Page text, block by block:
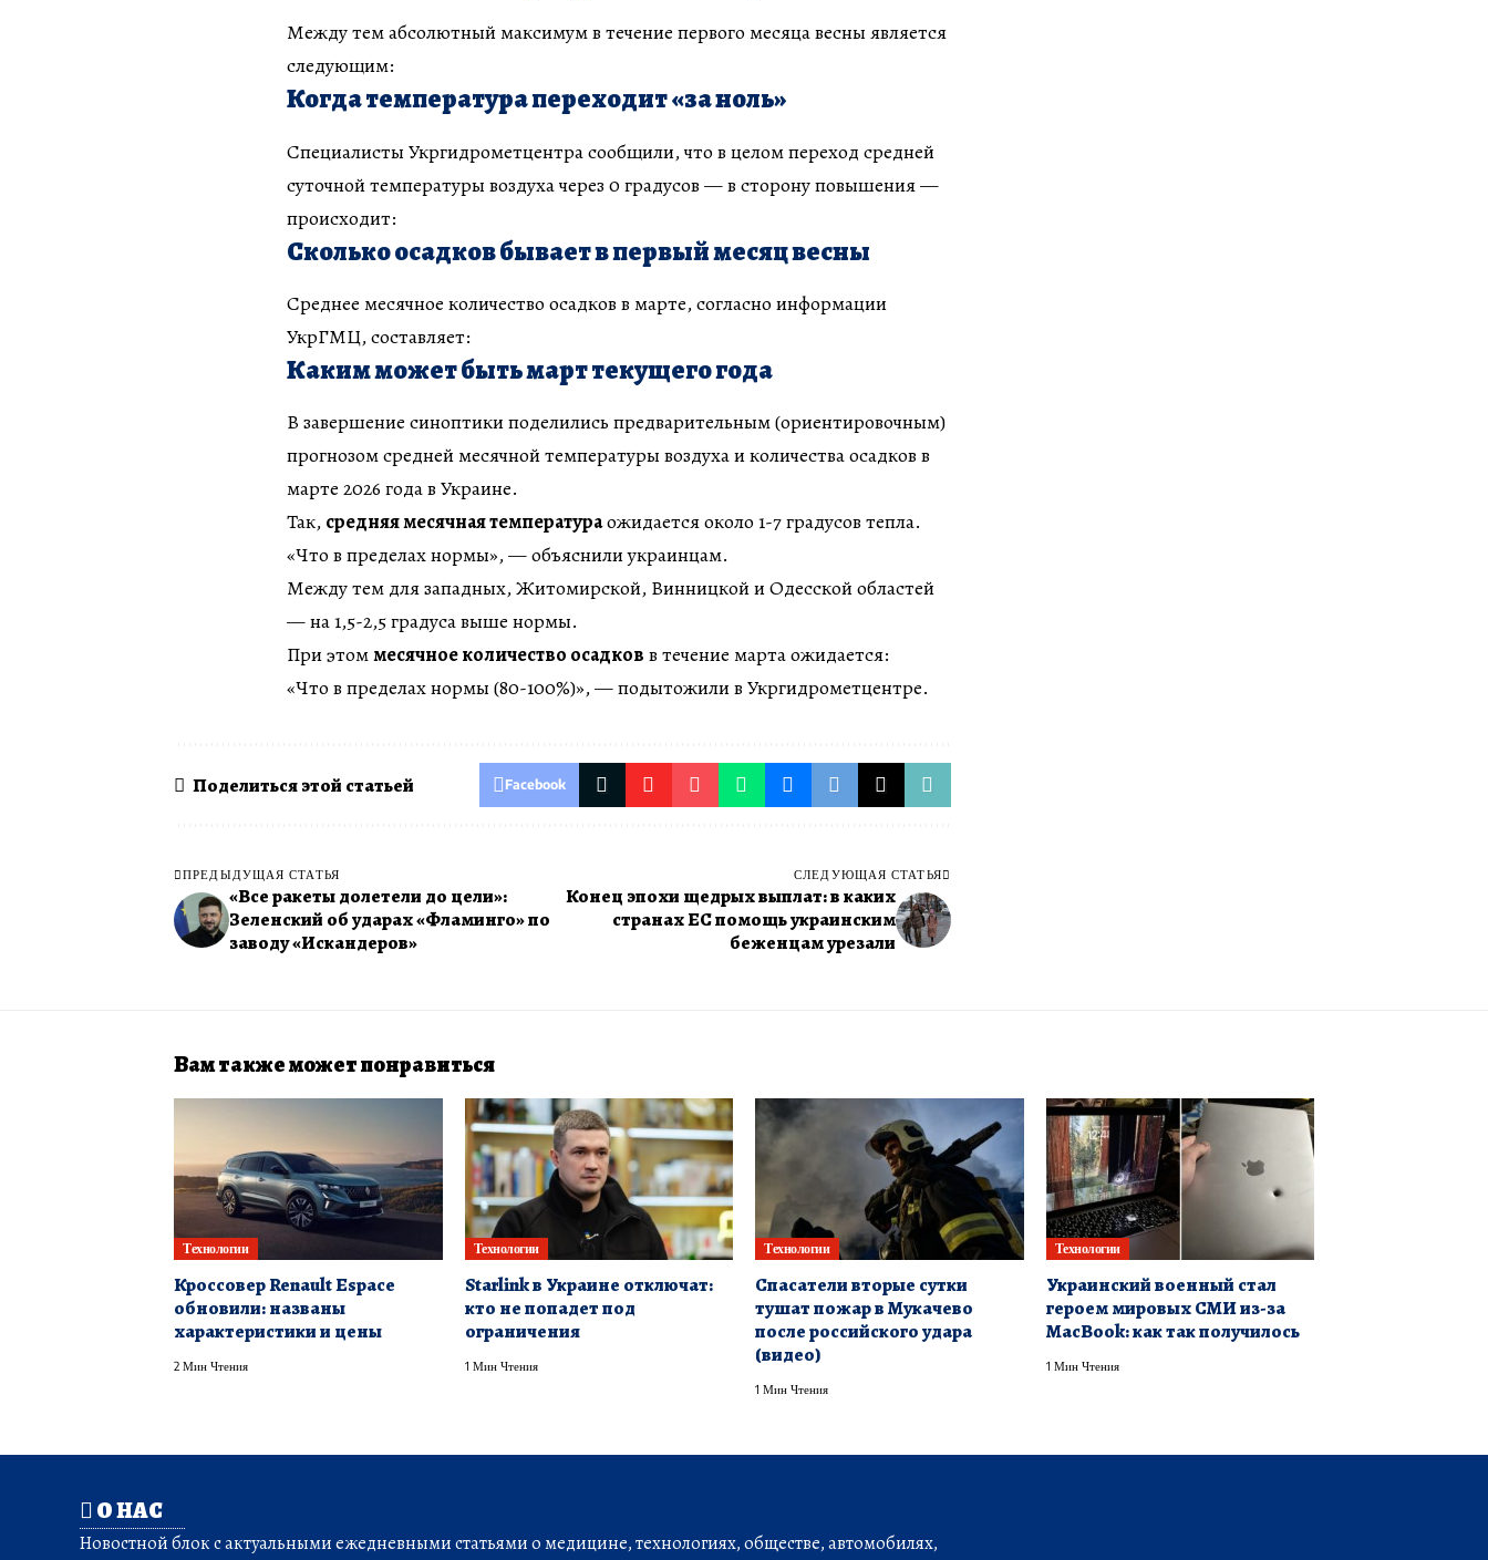
Между тем абсолютный максимум в течение первого месяца весны является
следующим:
Когда температура переходит «за ноль»
Специалисты Укргидрометцентра сообщили, что в целом переход средней
суточной температуры воздуха через 0 градусов — в сторону повышения —
происходит:
Сколько осадков бывает в первый месяц весны
Среднее месячное количество осадков в марте, согласно информации
УкрГМЦ, составляет:
Каким может быть март текущего года
В завершение синоптики поделились предварительным (ориентировочным)
прогнозом средней месячной температуры воздуха и количества осадков в
марте 2026 года в Украине.
Так, средняя месячная температураожидается около 1-7 градусов тепла.
«Что в пределах нормы», — объяснили украинцам.
Между тем для западных, Житомирской, Винницкой и Одесской областей
— на 1,5-2,5 градуса выше нормы.
При этоммесячное количество осадков в течение марта ожидается:
«Что в пределах нормы (80-100%)», — подытожили в Укргидрометцентре.
Поделиться этой статьей Facebook
ПРЕДЫДУЩАЯ СТАТЬЯ
«Все ракеты долетели до цели»:
Зеленский об ударах «Фламинго» по
заводу «Искандеров»
СЛЕДУЮЩАЯ СТАТЬЯ
Конец эпохи щедрых выплат: в каких
странах ЕС помощь украинским
беженцам урезали
Вам также может понравиться
Технологии
Кроссовер Renault Espace
обновили: названы
характеристики и цены
2 Мин Чтения
Технологии
Starlink в Украине отключат:
кто не попадет под
ограничения
1 Мин Чтения
Технологии
Спасатели вторые сутки
тушат пожар в Мукачево
после российского удара
(видео)
1 Мин Чтения
Технологии
Украинский военный стал
героем мировых СМИ из-за
MacBook: как так получилось
1 Мин Чтения
О НАС
Новостной блок с актуальными ежедневными статьями о медицине, технологиях, обществе, автомобилях,